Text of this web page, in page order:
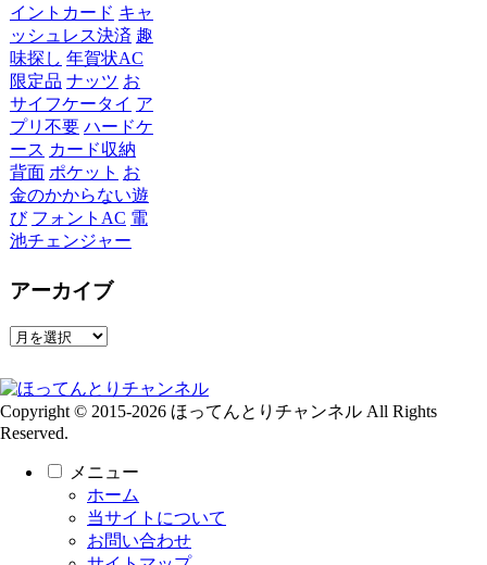
イントカード キャ
ッシュレス決済 趣
味探し 年賀状AC
限定品 ナッツ お
サイフケータイ ア
プリ不要 ハードケ
ース カード収納
背面 ポケット お
金のかからない遊
び フォントAC 電
池チェンジャー
アーカイブ
ア
カ
イ
ブ
Copyright © 2015-2026 ほってんとりチャンネル All Rights
Reserved.
メニュー
ホーム
当サイトについて
お問い合わせ